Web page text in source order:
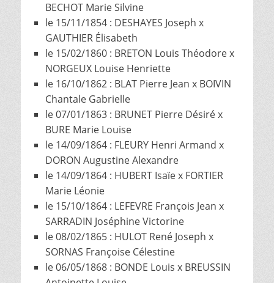
BECHOT Marie Silvine
le 15/11/1854 : DESHAYES Joseph x
GAUTHIER Élisabeth
le 15/02/1860 : BRETON Louis Théodore x
NORGEUX Louise Henriette
le 16/10/1862 : BLAT Pierre Jean x BOIVIN
Chantale Gabrielle
le 07/01/1863 : BRUNET Pierre Désiré x
BURE Marie Louise
le 14/09/1864 : FLEURY Henri Armand x
DORON Augustine Alexandre
le 14/09/1864 : HUBERT Isaïe x FORTIER
Marie Léonie
le 15/10/1864 : LEFEVRE François Jean x
SARRADIN Joséphine Victorine
le 08/02/1865 : HULOT René Joseph x
SORNAS Françoise Célestine
le 06/05/1868 : BONDE Louis x BREUSSIN